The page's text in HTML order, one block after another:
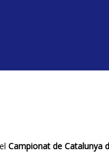
Campionat de Catalunya